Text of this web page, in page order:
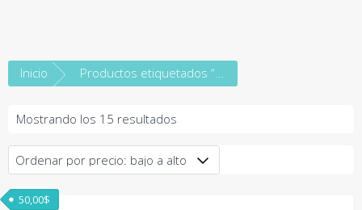
Inicio Productos etiquetados “vMix”
Mostrando los 15 resultados
precio:
bajo
50,00$